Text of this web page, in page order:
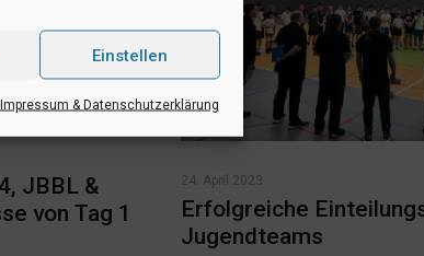
Einstellen
Impressum & Datenschutzerklärung
JBBL &
von Tag 1
24. April 2023
Erfolgreiche
Jugendteams